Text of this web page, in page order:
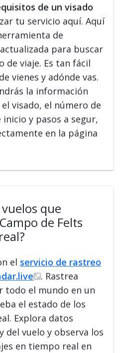
de un visado
tu servicio aquí. Aquí
de
para buscar
de viaje. Es tan fácil
vienes y adónde vas.
la información
visado, el número de
y pasos a segur,
en la página
que
de Felts
el servicio de rastreo
. Rastrea
todo el mundo en un
el estado de los
Explora datos
del vuelo y observa los
en tiempo real en